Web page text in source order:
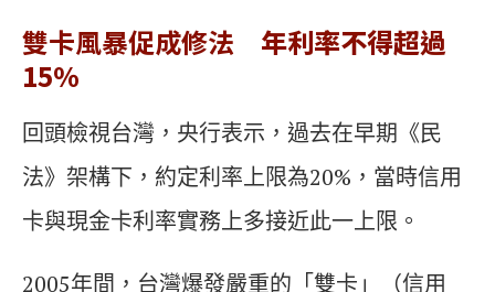
雙卡風暴促成修法 年利率不得超過
15%
回頭檢視台灣，央行表示，過去在早期《民
法》架構下，約定利率上限為20%，當時信用
卡與現金卡利率實務上多接近此一上限。
2005年間，台灣爆發嚴重的「雙卡」（信用